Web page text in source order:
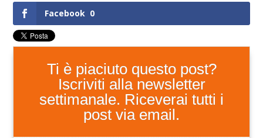
Facebook 0
Ti è piaciuto questo post?
Iscriviti alla newsletter
settimanale. Riceverai tutti i
post via email.